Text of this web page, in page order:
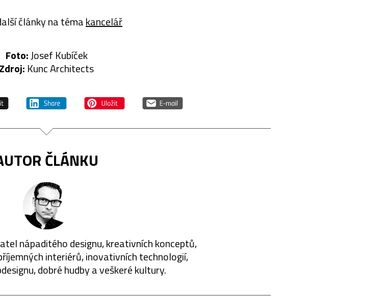
články na témakancelář
Foto:Josef Kubíček
Zdroj: Kunc Architects
ČLÁNKU
nápaditého designu, kreativních konceptů,
interiérů, inovativních technologií,
dobré hudby a veškeré kultury.